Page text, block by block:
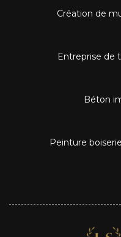
Création de
Entreprise de
Béton
Peinture